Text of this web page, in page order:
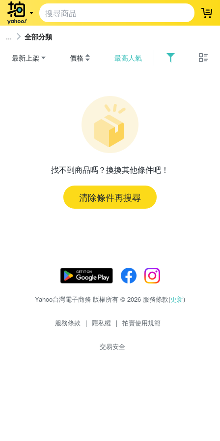
登
全部分類
最新上架 價格 最高人氣
找不到商品嗎？換換其他條件吧！
清除條件再搜尋
Yahoo台灣電子商務 版權所有 © 2026 服務條款(更新)
服務條款 | 隱私權 | 拍賣使用規範
交易安全